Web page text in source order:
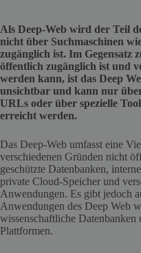
Als Deep-Web wird der Teil
nicht über Suchmaschinen
zugänglich ist. Im Gegensatz
öffentlich zugänglich ist und
werden kann, ist das Deep
unsichtbar und kann nur
URLs oder über spezielle
erreicht werden.
Das Deep-Web umfasst eine
verschiedenen Gründen nicht
geschützte Datenbanken,
private Cloud-Speicher und
Anwendungen. Es gibt jedoch
Anwendungen des Deep Web
wissenschaftliche
Plattformen.